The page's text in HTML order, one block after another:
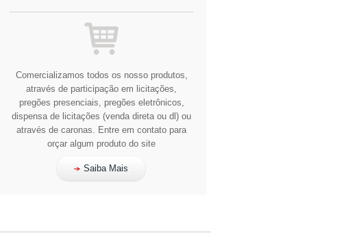
Comercializamos todos os nosso produtos,
através de participação em licitações,
pregões presenciais, pregões eletrônicos,
dispensa de licitações (venda direta ou dl) ou
através de caronas. Entre em contato para
orçar algum produto do site
Saiba Mais